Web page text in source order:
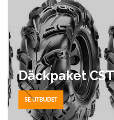
Däckpaket
SE UTBUDET